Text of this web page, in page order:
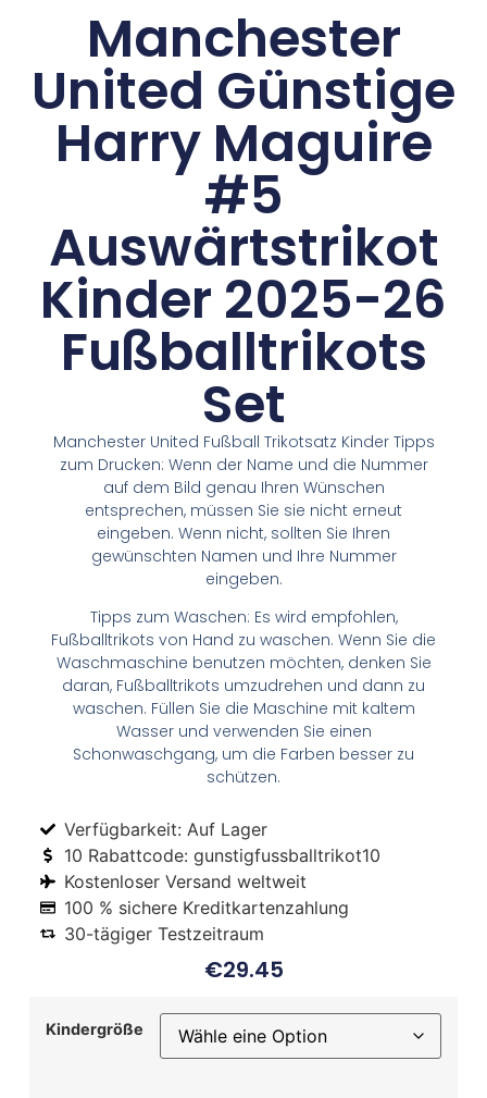
Manchester
United Günstige
Harry Maguire
#5
Auswärtstrikot
Kinder 2025-26
Fußballtrikots
Set
Manchester United Fußball Trikotsatz Kinder Tipps
zum Drucken: Wenn der Name und die Nummer
auf dem Bild genau Ihren Wünschen
entsprechen, müssen Sie sie nicht erneut
eingeben. Wenn nicht, sollten Sie Ihren
gewünschten Namen und Ihre Nummer
eingeben.
Tipps zum Waschen: Es wird empfohlen,
Fußballtrikots von Hand zu waschen. Wenn Sie die
Waschmaschine benutzen möchten, denken Sie
daran, Fußballtrikots umzudrehen und dann zu
waschen. Füllen Sie die Maschine mit kaltem
Wasser und verwenden Sie einen
Schonwaschgang, um die Farben besser zu
schützen.
Verfügbarkeit: Auf Lager
10 Rabattcode: gunstigfussballtrikot10
Kostenloser Versand weltweit
100 % sichere Kreditkartenzahlung
30-tägiger Testzeitraum
€29.45
Kindergröße